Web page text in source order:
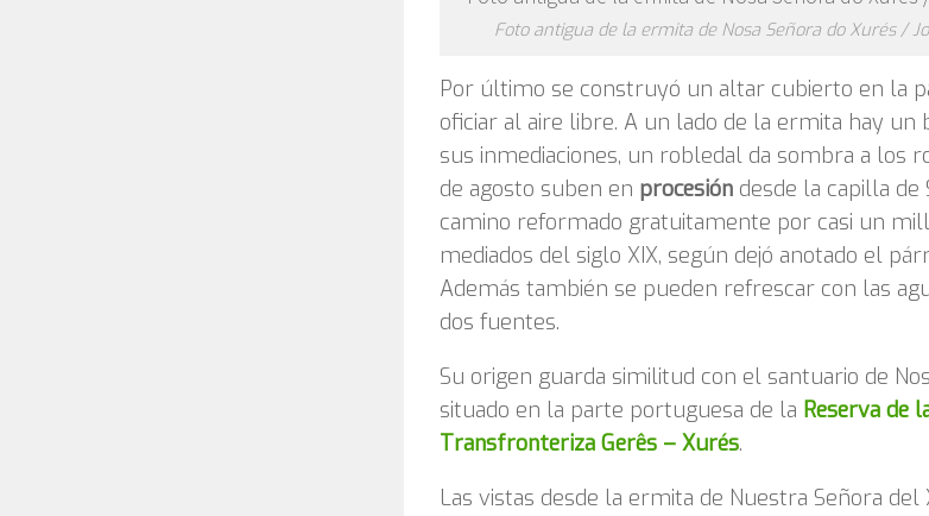
Foto antigua de la ermita de Nosa Señora do Xurés /
Por último se construyó un altar cubierto en la
oficiar al aire libre. A un lado de la ermita hay un
sus inmediaciones, un robledal da sombra a los
de agosto suben en procesión desde la capilla de
camino reformado gratuitamente por casi un
mediados del siglo XIX, según dejó anotado el
Además también se pueden refrescar con las
dos fuentes.
Su origen guarda similitud con el santuario de
situado en la parte portuguesa de la Reserva de
Transfronteriza Gerês – Xurés.
Las vistas desde la ermita de Nuestra Señora del